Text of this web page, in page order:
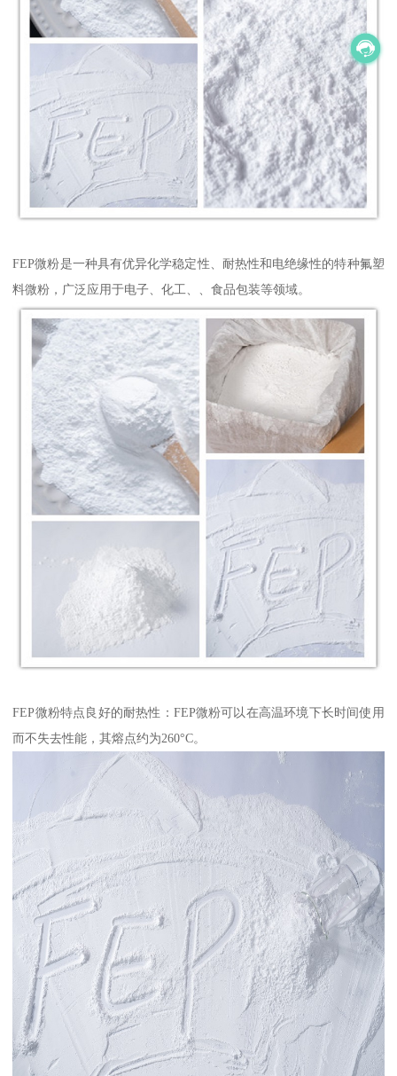
FEP微粉是一种具有优异化学稳定性、耐热性和电绝缘性的特种氟塑
料微粉，广泛应用于电子、化工、、食品包装等领域。
FEP微粉特点良好的耐热性：FEP微粉可以在高温环境下长时间使用
而不失去性能，其熔点约为260°C。